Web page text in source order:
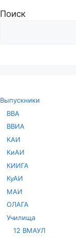
Поиск
Выпускники
ВВА
ВВИА
КАИ
КиАИ
КИИГА
КуАИ
МАИ
ОЛАГА
Училища
12 ВМАУЛ